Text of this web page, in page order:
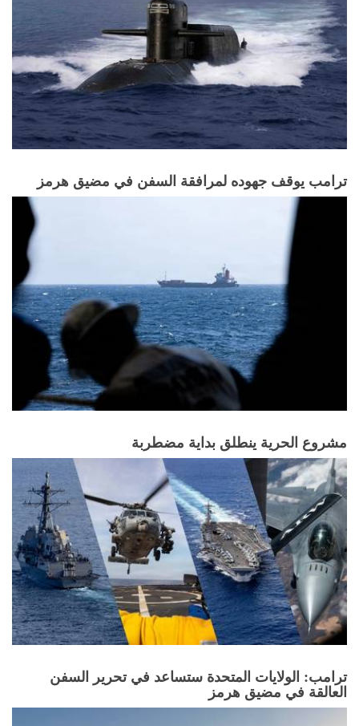
ترامب يوقف جهوده لمرافقة السفن في مضيق هرمز
مشروع الحرية ينطلق بداية مضطربة
ترامب: الولايات المتحدة ستساعد في تحرير السفن
العالقة في مضيق هرمز